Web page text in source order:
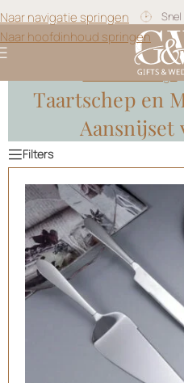
Naar navigatie springen
Naar hoofdinhoud springenGratis
Gifts & Weddings
Taartschep en